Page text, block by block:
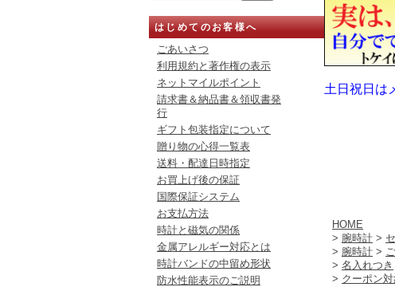
はじめてのお客様へ
ごあいさつ
利用規約と著作権の表示
ネットマイルポイント
請求書＆納品書＆領収書発
行
ギフト包装指定について
贈り物の心得一覧表
送料・配達日時指定
お買上げ後の保証
国際保証システム
お支払方法
時計と磁気の関係
金属アレルギー対応とは
時計バンドの中留め形状
防水性能表示のご説明
土日祝日は
HOME
> 腕時計 >
> 腕時計 >
> 名入れつき
> クーポン対